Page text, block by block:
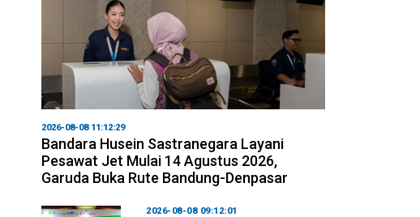
2026-08-08 11:12:29
Bandara Husein Sastranegara Layani
Pesawat Jet Mulai 14 Agustus 2026,
Garuda Buka Rute Bandung-Denpasar
2026-08-08 09:12:01